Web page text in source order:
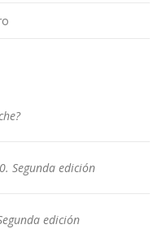
Segunda edición
edición